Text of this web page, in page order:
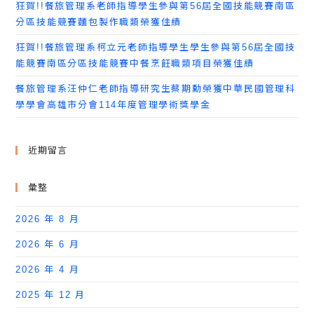
狂賀!!餐旅管理系老師指導學生參與第56屆全國技能競賽南區
分區技能競賽麵包製作職類榮獲佳績
狂賀!!餐旅管理系柯立元老師指導學生學生參與第56屆全國技
能競賽南區分區技能競賽中餐烹飪職類項目榮獲佳績
餐旅管理系汪仲仁老師指導研究生蔡期勳榮獲中華民國管理科
學學會高雄市分會114年度管理學術獎學金
近期留言
彙整
2026 年 8 月
2026 年 6 月
2026 年 4 月
2025 年 12 月